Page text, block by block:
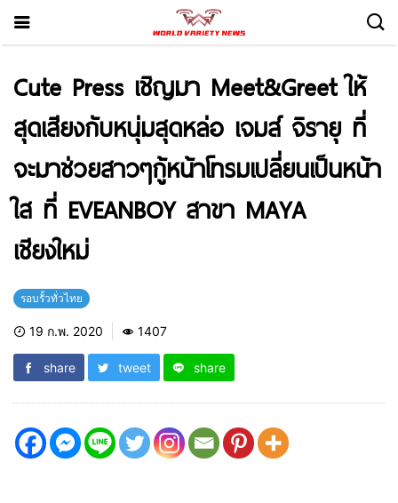
Cute Press เชิญมา Meet&Greet ให้
สุดเสียงกับหนุ่มสุดหล่อ เจมส์ จิรายุ ที่
จะมาช่วยสาวๆกู้หน้าโทรมเปลี่ยนเป็นหน้า
ใส ที่ EVEANBOY สาขา MAYA
เชียงใหม่
รอบรั้วทั่วไทย
19 ก.พ. 2020 1407
share tweet share